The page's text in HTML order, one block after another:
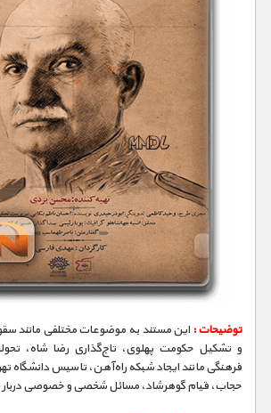
علم و فناوری
فرهنگ / هنر
کیهان / نجوم
گردشگری
ماورایی
مسابقات / ورزشی
مستند های اختصاصی
توضیحات : این مستند به موضوعات مختلفی مانند
و تشکیل حکومت پهلوی، تاج‌گذاری رضا شاه،
فرهنگی مانند ایجاد شبکه راه‌آهن، تاسیس دانشگاه
حجاب، قیام گوهرشاد، مسائل شخصی و خصوصی دربار